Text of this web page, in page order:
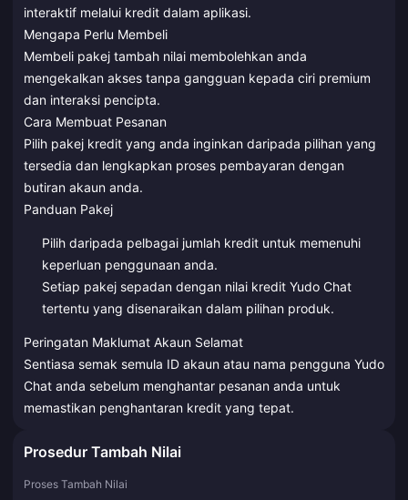
interaktif melalui kredit dalam aplikasi.
Mengapa Perlu Membeli
Membeli pakej tambah nilai membolehkan anda
mengekalkan akses tanpa gangguan kepada ciri premium
dan interaksi pencipta.
Cara Membuat Pesanan
Pilih pakej kredit yang anda inginkan daripada pilihan yang
tersedia dan lengkapkan proses pembayaran dengan
butiran akaun anda.
Panduan Pakej
Pilih daripada pelbagai jumlah kredit untuk memenuhi
keperluan penggunaan anda.
Setiap pakej sepadan dengan nilai kredit Yudo Chat
tertentu yang disenaraikan dalam pilihan produk.
Peringatan Maklumat Akaun Selamat
Sentiasa semak semula ID akaun atau nama pengguna Yudo
Chat anda sebelum menghantar pesanan anda untuk
memastikan penghantaran kredit yang tepat.
Prosedur Tambah Nilai
Proses Tambah Nilai